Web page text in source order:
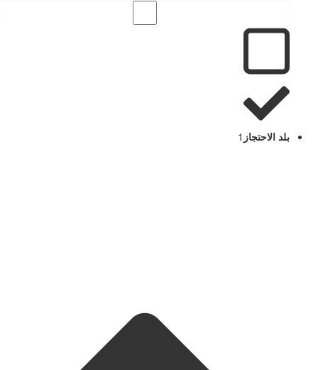
بلد الاحتجاز1